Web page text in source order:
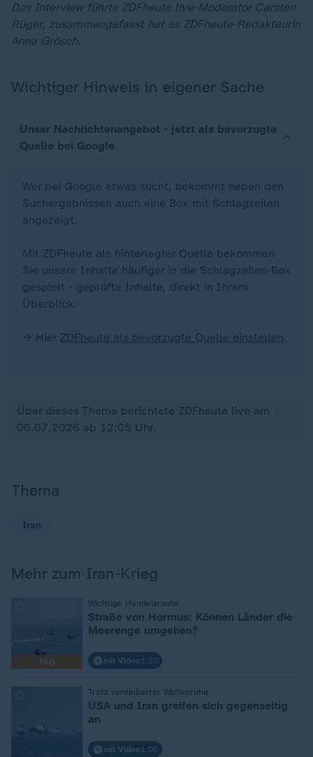
Das Interview führte ZDFheute live-Moderator Carsten
Rüger, zusammengefasst hat es ZDFheute-Redakteurin
Anna Grösch.
Wichtiger Hinweis in eigener Sache
Unser Nachrichtenangebot - jetzt als bevorzugte
Quelle bei Google
Wer bei Google etwas sucht, bekommt neben den
Suchergebnissen auch eine Box mit Schlagzeilen
angezeigt.
Mit ZDFheute als hinterlegter Quelle bekommen
Sie unsere Inhalte häufiger in die Schlagzeilen-Box
gespielt - geprüfte Inhalte, direkt in Ihrem
Überblick.
→ Hier ZDFheute als bevorzugte Quelle einstellen.
Über dieses Thema berichtete ZDFheute live am
06.07.2026 ab 12:05 Uhr.
Thema
Iran
Mehr zum Iran-Krieg
FAQ
Wichtige Handelsroute
Straße von Hormus: Können Länder die
Meerenge umgehen?
mit Video 1:20
Trotz vereinbarter Waffenruhe
USA und Iran greifen sich gegenseitig
an
mit Video 1:05